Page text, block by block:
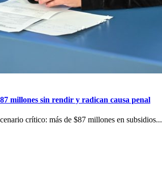
millones sin rendir y radican causa penal
crítico: más de $87 millones en subsidios...